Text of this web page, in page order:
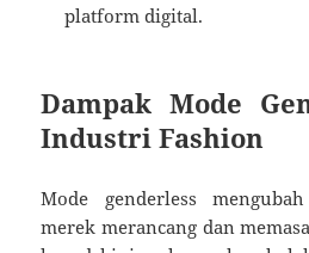
platform digital.
Dampak Mode
Industri Fashion
Mode genderless
merek merancang dan